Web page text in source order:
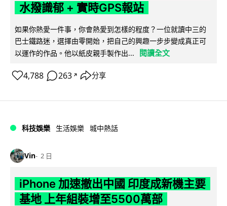
水撥識郁 + 實時GPS報站
如果你熱愛一件事，你會熱愛到怎樣的程度？一位就讀中三的
巴士鐵路迷，選擇由零開始，把自己的興趣一步步變成真正可
以運作的作品。他以紙皮親手製作出...
閱讀全文
4,788 263 ↗ 分享
科技娛樂 生活娛樂 城中熱話
Vin 2 日
iPhone 加速撤出中國 印度成新機主要
基地 上年組裝增至5500萬部